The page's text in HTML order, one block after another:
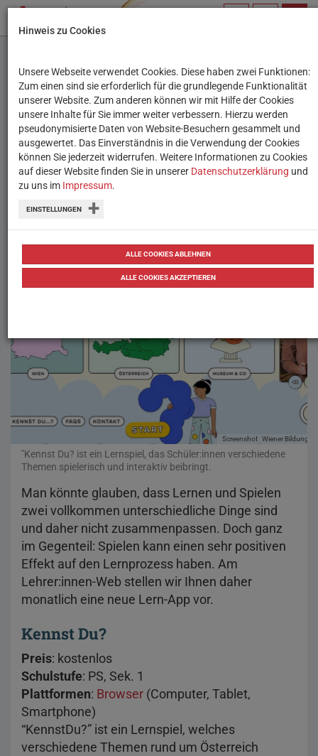
Lern-App des Monats:
Kennst Du?
Ein Lernspiel, das Schüler:innen
verschiedene Themen spielerisch und
interaktiv beibringt.
Screenshot Wiener
"Kennst Du? ist ein Lernspiel, das Schüler:innen verschiedene
Themen spielerisch und interaktiv beibringt.
Man könnte glauben, dass Lernen und Spielen
zwei vollkommen unterschiedliche Dinge sind
und daher nicht zusammenpassen. Doch ganz
im Gegenteil: Spielen kann einen sehr positiven
Effekt auf den Lernprozess haben. Am
Lehrer:innen-Web stellen wir Ihnen daher
monatlich eine neue Lern-App vor.
Kennst Du?
Preis: kostenlos
Schulstufe: PS, Sek. 1
Plattformen: Browser (Computer, Tablet,
Smartphone)
“KennstDu?” ist ein Lernspiel, welches
verschiedene Themen rund um Österreich
Hinweis zu Cookies
Unsere Webseite verwendet Cookies. Diese haben zwei Funktionen:
Zum einen sind sie erforderlich für die grundlegende Funktionalität
unserer Website. Zum anderen können wir mit Hilfe der Cookies
unsere Inhalte für Sie immer weiter verbessern. Hierzu werden
pseudonymisierte Daten von Website-Besuchern gesammelt und
ausgewertet. Das Einverständnis in die Verwendung der Cookies
können Sie jederzeit widerrufen. Weitere Informationen zu Cookies
auf dieser Website finden Sie in unserer Datenschutzerklärung und
zu uns im Impressum.
EINSTELLUNGEN
ALLE COOKIES ABLEHNEN
ALLE COOKIES AKZEPTIEREN